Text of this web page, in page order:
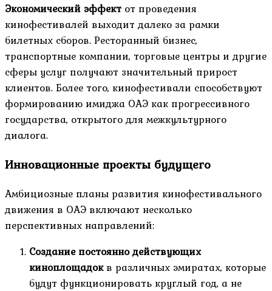
Экономический эффект от проведения
кинофестивалей выходит далеко за рамки
билетных сборов. Ресторанный бизнес,
транспортные компании, торговые центры и другие
сферы услуг получают значительный прирост
клиентов. Более того, кинофестивали способствуют
формированию имиджа ОАЭ как прогрессивного
государства, открытого для межкультурного
диалога.
Инновационные проекты будущего
Амбициозные планы развития кинофестивального
движения в ОАЭ включают несколько
перспективных направлений:
Создание постоянно действующих
киноплощадокв различных эмиратах, которые
будут функционировать круглый год, а не